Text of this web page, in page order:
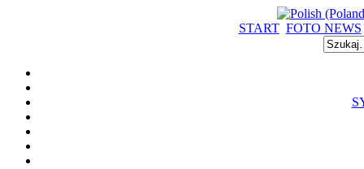
START FOTO NEWS